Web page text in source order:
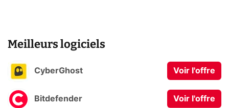
Meilleurs logiciels
CyberGhost Voir l'offre
Bitdefender Voir l'offre